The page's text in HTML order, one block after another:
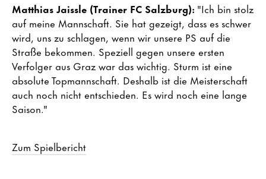
Matthias Jaissle (Trainer FC Salzburg): "Ich bin stolz
auf meine Mannschaft. Sie hat gezeigt, dass es schwer
wird, uns zu schlagen, wenn wir unsere PS auf die
Straße bekommen. Speziell gegen unsere ersten
Verfolger aus Graz war das wichtig. Sturm ist eine
absolute Topmannschaft. Deshalb ist die Meisterschaft
auch noch nicht entschieden. Es wird noch eine lange
Saison."
Zum Spielbericht